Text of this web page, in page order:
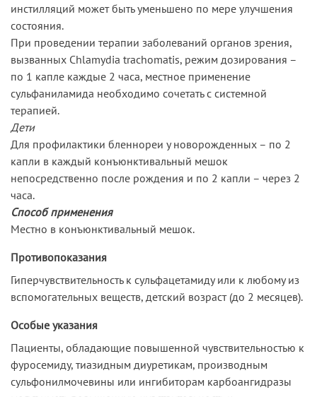
инстилляций может быть уменьшено по мере улучшения
состояния.
При проведении терапии заболеваний органов зрения,
вызванных Chlamydia trachomatis, режим дозирования –
по 1 капле каждые 2 часа, местное применение
сульфаниламида необходимо сочетать с системной
терапией.
Дети
Для профилактики бленнореи у новорожденных – по 2
капли в каждый конъюнктивальный мешок
непосредственно после рождения и по 2 капли – через 2
часа.
Способ применения
Местно в конъюнктивальный мешок.
Противопоказания
Гиперчувствительность к сульфацетамиду или к любому из
вспомогательных веществ, детский возраст (до 2 месяцев).
Особые указания
Пациенты, обладающие повышенной чувствительностью к
фуросемиду, тиазидным диуретикам, производным
сульфонилмочевины или ингибиторам карбоангидразы